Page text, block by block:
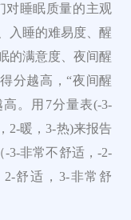
对睡眠质量的主观
入睡的难易度、醒
的满意度、夜间醒
分越高，“夜间醒
。 用7分量表(-3-
2-暖，3-热)来报告
3-非常不舒适，-2-
舒适，3-非常舒